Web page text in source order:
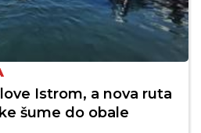
Istrom, a nova ruta
šume do obale